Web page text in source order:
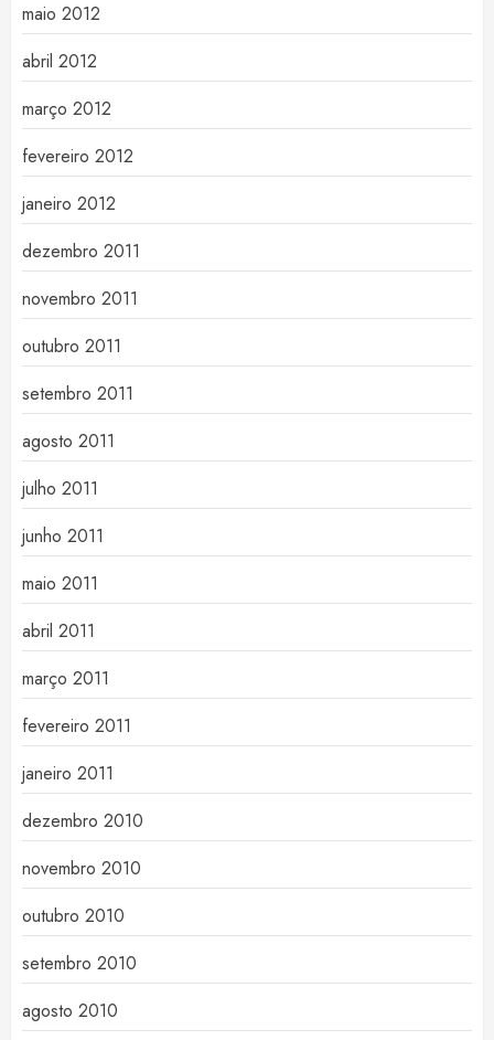
maio 2012
abril 2012
março 2012
fevereiro 2012
janeiro 2012
dezembro 2011
novembro 2011
outubro 2011
setembro 2011
agosto 2011
julho 2011
junho 2011
maio 2011
abril 2011
março 2011
fevereiro 2011
janeiro 2011
dezembro 2010
novembro 2010
outubro 2010
setembro 2010
agosto 2010